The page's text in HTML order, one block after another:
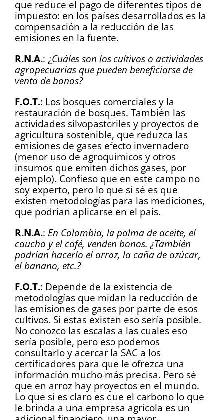
que reduce el pago de diferentes tipos de
impuesto: en los países desarrollados es la
compensación a la reducción de las
emisiones en la fuente.
R.N.A.: ¿Cuáles son los cultivos o actividades
agropecuarias que pueden beneficiarse de
venta de bonos?
F.O.T.: Los bosques comerciales y la
restauración de bosques. También las
actividades silvopastoriles y proyectos de
agricultura sostenible, que reduzca las
emisiones de gases efecto invernadero
(menor uso de agroquímicos y otros
insumos que emiten dichos gases, por
ejemplo). Confieso que en este campo no
soy experto, pero lo que sí sé es que
existen metodologías para las mediciones,
que podrían aplicarse en el país.
R.N.A.: En Colombia, la palma de aceite, el
caucho y el café, venden bonos. ¿También
podrían hacerlo el arroz, la caña de azúcar,
el banano, etc.?
F.O.T.: Depende de la existencia de
metodologías que midan la reducción de
las emisiones de gases por parte de esos
cultivos. Si estas existen eso sería posible.
No conozco las escalas a las cuales eso
sería posible, pero eso podemos
consultarlo y acercar la SAC a los
certificadores para que le ofrezca una
información mucho más precisa. Pero sé
que en arroz hay proyectos en el mundo.
Lo que sí es claro es que el carbono lo que
le brinda a una empresa agrícola es un